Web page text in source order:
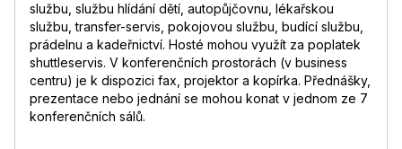
službu, službu hlídání dětí, autopůjčovnu, lékařskou
službu, transfer-servis, pokojovou službu, budící službu,
prádelnu a kadeřnictví. Hosté mohou využít za poplatek
shuttleservis. V konferenčních prostorách (v business
centru) je k dispozici fax, projektor a kopírka. Přednášky,
prezentace nebo jednání se mohou konat v jednom ze 7
konferenčních sálů.